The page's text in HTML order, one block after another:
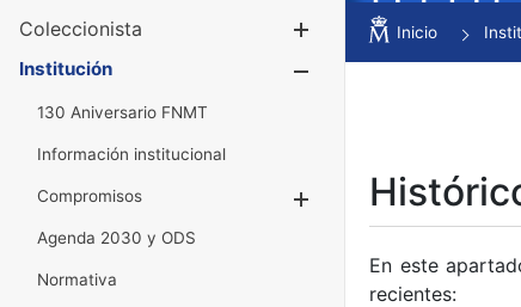
Coleccionista
Mostrar/
Institución
130 Aniversario FNMT
Información institucional
Compromisos
Mostrar/
Agenda 2030 y ODS
Normativa
Inicio
En este
recientes: